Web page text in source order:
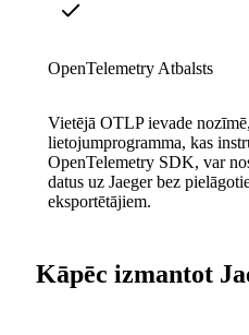
OpenTelemetry Atbalsts
Vietējā OTLP ievade
lietojumprogramma, kas
OpenTelemetry SDK, var
datus uz Jaeger bez
eksportētājiem.
Kāpēc izmantot